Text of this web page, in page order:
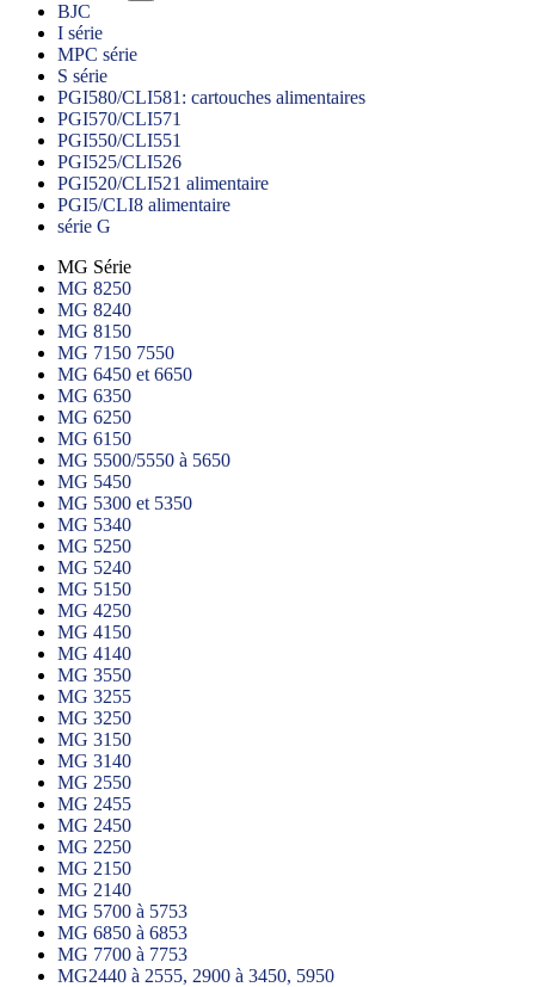
BJC
I série
MPC série
S série
PGI580/CLI581: cartouches alimentaires
PGI570/CLI571
PGI550/CLI551
PGI525/CLI526
PGI520/CLI521 alimentaire
PGI5/CLI8 alimentaire
série G
MG Série
MG 8250
MG 8240
MG 8150
MG 7150 7550
MG 6450 et 6650
MG 6350
MG 6250
MG 6150
MG 5500/5550 à 5650
MG 5450
MG 5300 et 5350
MG 5340
MG 5250
MG 5240
MG 5150
MG 4250
MG 4150
MG 4140
MG 3550
MG 3255
MG 3250
MG 3150
MG 3140
MG 2550
MG 2455
MG 2450
MG 2250
MG 2150
MG 2140
MG 5700 à 5753
MG 6850 à 6853
MG 7700 à 7753
MG2440 à 2555, 2900 à 3450, 5950